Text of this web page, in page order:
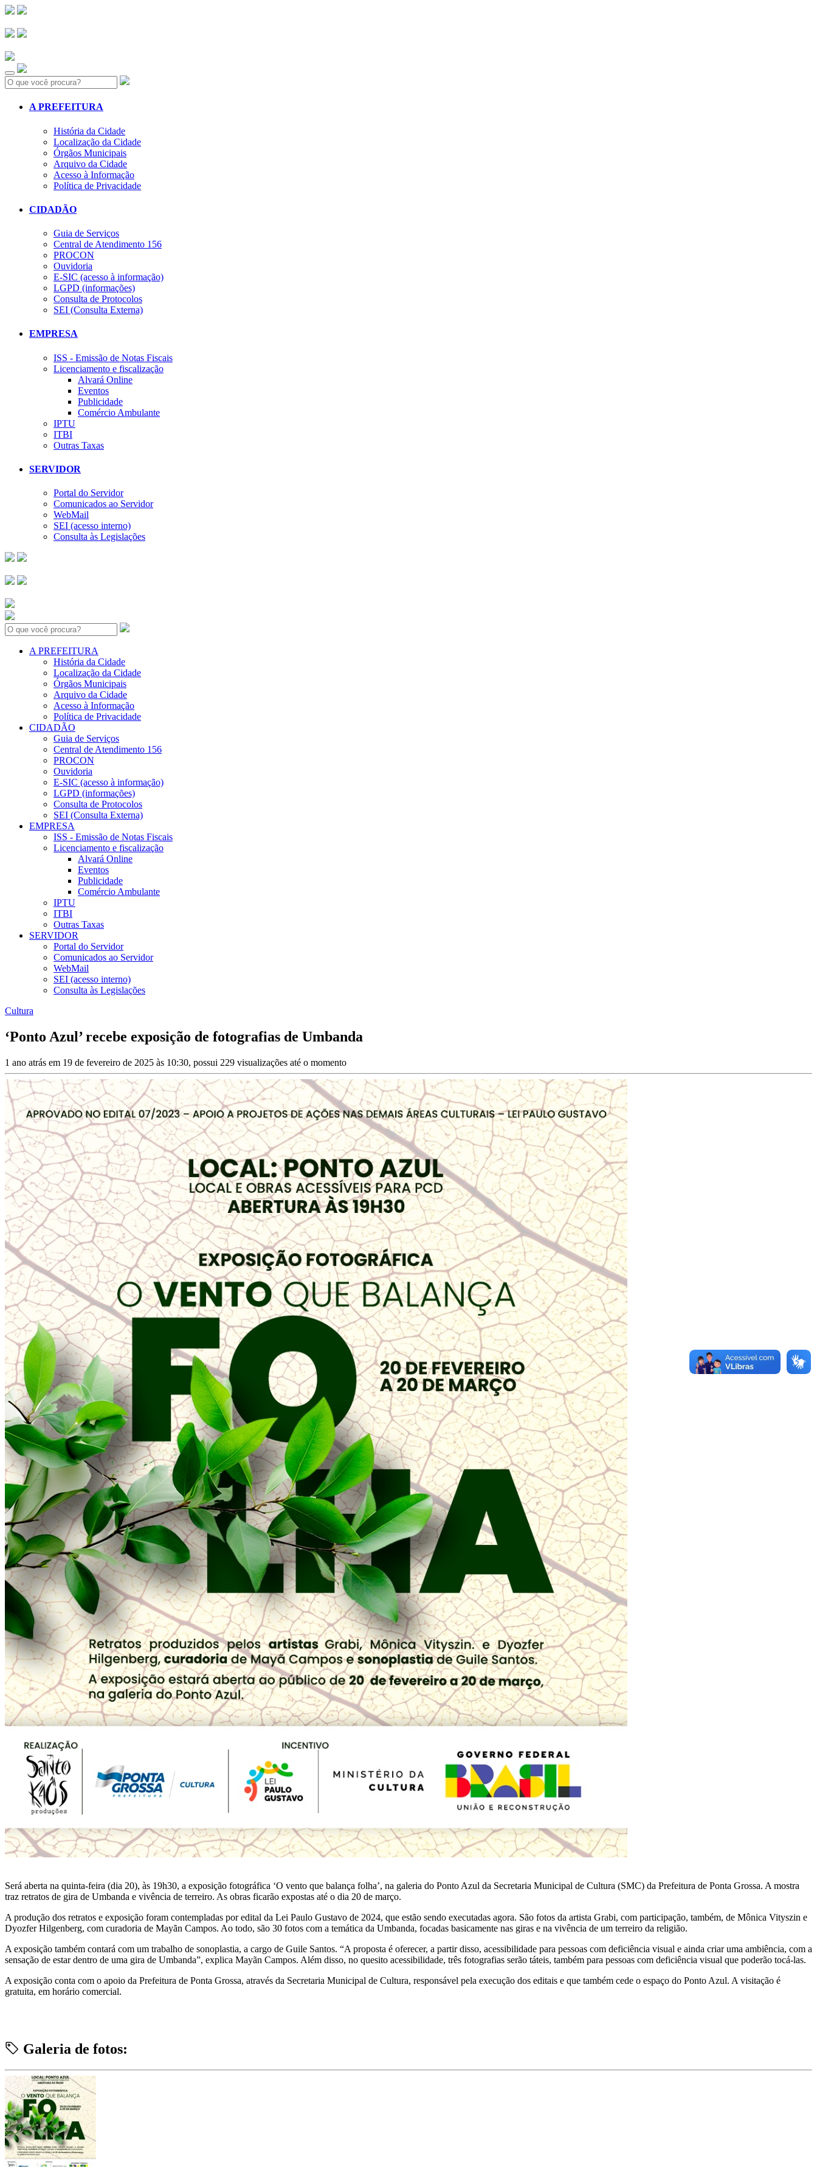
Search:
A PREFEITURA
História da Cidade
Localização da Cidade
Órgãos Municipais
Arquivo da Cidade
Acesso à Informação
Política de Privacidade
CIDADÃO
Guia de Serviços
Central de Atendimento 156
PROCON
Ouvidoria
E-SIC (acesso à informação)
LGPD (informações)
Consulta de Protocolos
SEI (Consulta Externa)
EMPRESA
ISS - Emissão de Notas Fiscais
Licenciamento e fiscalização
Alvará Online
Eventos
Publicidade
Comércio Ambulante
IPTU
ITBI
Outras Taxas
SERVIDOR
Portal do Servidor
Comunicados ao Servidor
WebMail
SEI (acesso interno)
Consulta às Legislações
Search:
A PREFEITURA
História da Cidade
Localização da Cidade
Órgãos Municipais
Arquivo da Cidade
Acesso à Informação
Política de Privacidade
CIDADÃO
Guia de Serviços
Central de Atendimento 156
PROCON
Ouvidoria
E-SIC (acesso à informação)
LGPD (informações)
Consulta de Protocolos
SEI (Consulta Externa)
EMPRESA
ISS - Emissão de Notas Fiscais
Licenciamento e fiscalização
Alvará Online
Eventos
Publicidade
Comércio Ambulante
IPTU
ITBI
Outras Taxas
SERVIDOR
Portal do Servidor
Comunicados ao Servidor
WebMail
SEI (acesso interno)
Consulta às Legislações
Cultura
‘Ponto Azul’ recebe exposição de fotografias de Umbanda
1 ano atrás em 19 de fevereiro de 2025 às 10:30, possui 229 visualizações até o momento
Será aberta na quinta-feira (dia 20), às 19h30, a exposição fotográfica ‘O vento que balança folha’, na galeria do Ponto Azul da Secretaria Municipal de Cultura (SMC) da Prefeitura de Ponta Grossa. A mostra
traz retratos de gira de Umbanda e vivência de terreiro. As obras ficarão expostas até o dia 20 de março.
A produção dos retratos e exposição foram contempladas por edital da Lei Paulo Gustavo de 2024, que estão sendo executadas agora. São fotos da artista Grabi, com participação, também, de Mônica Vityszin e
Dyozfer Hilgenberg, com curadoria de Mayãn Campos. Ao todo, são 30 fotos com a temática da Umbanda, focadas basicamente nas giras e na vivência de um terreiro da religião.
A exposição também contará com um trabalho de sonoplastia, a cargo de Guile Santos. “A proposta é oferecer, a partir disso, acessibilidade para pessoas com deficiência visual e ainda criar uma ambiência, com a
sensação de estar dentro de uma gira de Umbanda”, explica Mayãn Campos. Além disso, no quesito acessibilidade, três fotografias serão táteis, também para pessoas com deficiência visual que poderão tocá-las.
A exposição conta com o apoio da Prefeitura de Ponta Grossa, através da Secretaria Municipal de Cultura, responsável pela execução dos editais e que também cede o espaço do Ponto Azul. A visitação é
gratuita, em horário comercial.
Galeria de fotos: